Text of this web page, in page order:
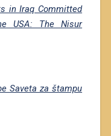
in Iraq Committed
USA: The Nisur
Saveta za štampu